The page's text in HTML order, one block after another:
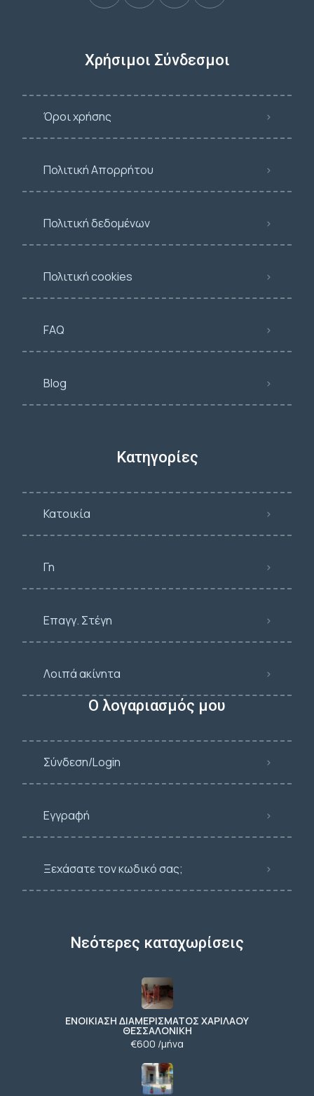
Χρήσιμοι Σύνδεσμοι
Όροι χρήσης
Πολιτική Απορρήτου
Πολιτική δεδομένων
Πολιτική cookies
FAQ
Blog
Κατηγορίες
Κατοικία
Γη
Επαγγ. Στέγη
Λοιπά ακίνητα
Ο λογαριασμός μου
Σύνδεση/Login
Εγγραφή
Ξεχάσατε τον κωδικό σας;
Νεότερες καταχωρίσεις
ΕΝΟΙΚΙΑΣΗ ΔΙΑΜΕΡΙΣΜΑΤΟΣ ΧΑΡΙΛΑΟΥ
ΘΕΣΣΑΛΟΝΙΚΗ
€600 /μήνα